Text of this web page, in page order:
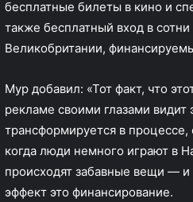
бесплатные билеты в кино и
также бесплатный вход в
Великобритании,
Мур добавил: «Тот факт, что
рекламе своими глазами видит
трансформируется в процессе,
когда люди немного играют в
происходят забавные вещи —
эффект это финансирование.